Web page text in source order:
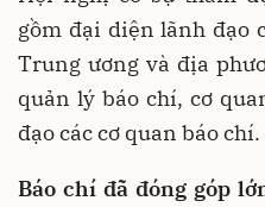
gồm đại diện lãnh đạo
Trung ương và địa
quản lý báo chí, cơ
đạo các cơ quan báo chí.
Báo chí đã đóng góp